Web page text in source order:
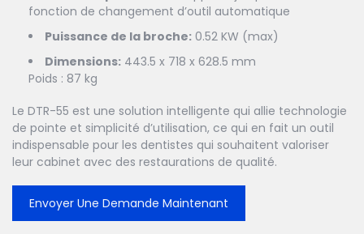
fonction de changement d’outil automatique
Puissance de la broche: 0.52 KW (max)
Dimensions: 443.5 x 718 x 628.5 mm
Poids : 87 kg
Le DTR-55 est une solution intelligente qui allie technologie
de pointe et simplicité d’utilisation, ce qui en fait un outil
indispensable pour les dentistes qui souhaitent valoriser
leur cabinet avec des restaurations de qualité.
Envoyer Une Demande Maintenant